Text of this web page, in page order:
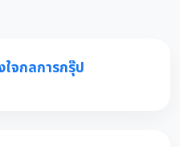
จกลการกรุ๊ป